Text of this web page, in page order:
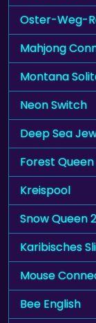
Oster-Weg-
Mahjong
Montana
Neon Switch
Deep Sea
Forest Queen
Kreispool
Snow Queen 2
Karibisches
Mouse
Bee English